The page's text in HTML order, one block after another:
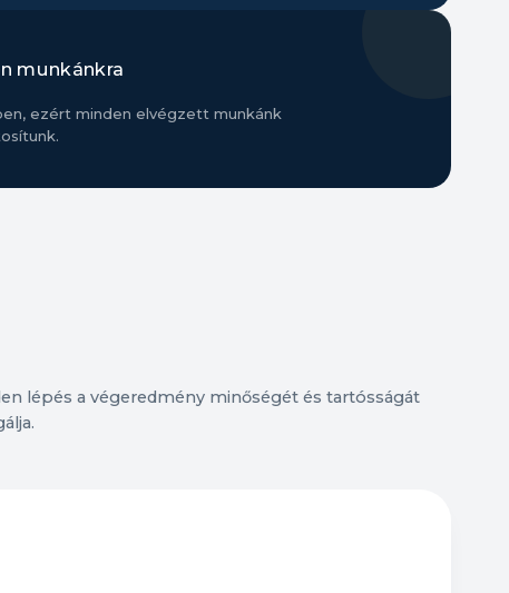
munkánkra
ezért minden elvégzett munkánk
lépés a végeredmény minőségét és tartósságát